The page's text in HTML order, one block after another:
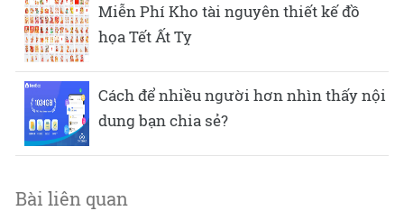
Miễn Phí Kho tài nguyên thiết kế đồ
họa Tết Ất Tỵ
Cách để nhiều người hơn nhìn thấy nội
dung bạn chia sẻ?
Bài liên quan